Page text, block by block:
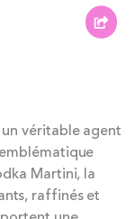
véritable agent
Martini, la
raffinés et